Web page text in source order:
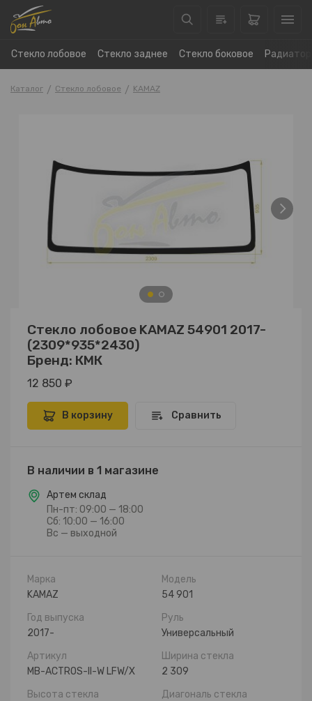
Стекло лобовое Стекло заднее Стекло боковое
Каталог Стекло лобовое KAMAZ
Стекло лобовое KAMAZ 54901 2017-
(2309*935*2430)
Бренд: КМК
12 850 ₽
В корзину Сравнить
В наличии в 1 магазине
Артем склад
Пн-пт: 09:00 — 18:00
Сб: 10:00 — 16:00
Вс — выходной
Марка
KAMAZ
Модель
54 901
Год выпуска
2017-
Руль
Универсальный
Артикул
MB-ACTROS-II-W LFW/X
Ширина стекла
2 309
Высота стекла
Диагональ стекла